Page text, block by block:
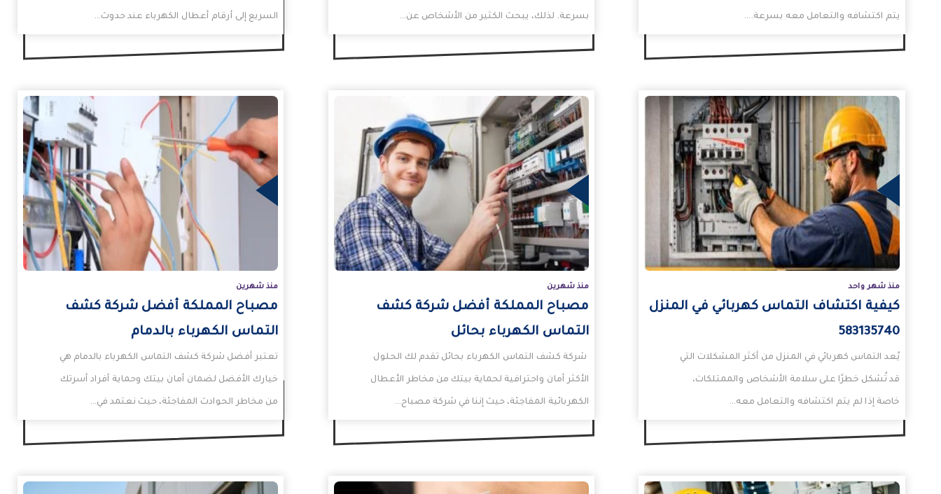
يتم اكتشافه والتعامل معه بسرعة.… بسرعة. لذلك، يبحث الكثير من الأشخاص عن… السريع إلى أرقام أعطال الكهرباء عند حدوث…
منذ شهر واحد
كيفية اكتشاف التماس كهربائي في المنزل
583135740
يُعد التماس كهربائي في المنزل من أكثر المشكلات التي
قد تُشكل خطرًا على سلامة الأشخاص والممتلكات،
خاصة إذا لم يتم اكتشافه والتعامل معه…
منذ شهرين
مصباح المملكة أفضل شركة كشف
التماس الكهرباء بحائل
شركة كشف التماس الكهرباء بحائل تقدم لك الحلول
الأكثر أمان واحترافية لحماية بيتك من مخاطر الأعطال
الكهربائية المفاجئة، حيث إننا في شركة مصباح…
منذ شهرين
مصباح المملكة أفضل شركة كشف
التماس الكهرباء بالدمام
تعتبر أفضل شركة كشف التماس الكهرباء بالدمام هي
خيارك الأفضل لضمان أمان بيتك وحماية أفراد أسرتك
من مخاطر الحوادث المفاجئة، حيث نعتمد في…